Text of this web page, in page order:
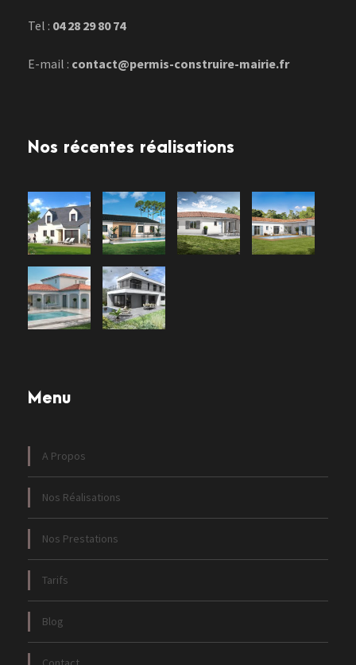
Tel : 04 28 29 80 74
E-mail : contact@permis-construire-mairie.fr
Nos récentes réalisations
Menu
A Propos
Nos Réalisations
Nos Prestations
Tarifs
Blog